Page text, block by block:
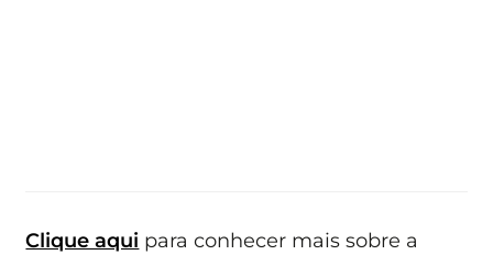
Clique aqui para conhecer mais sobre a